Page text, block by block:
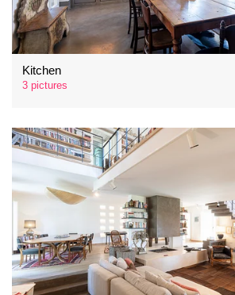
Kitchen
3 pictures